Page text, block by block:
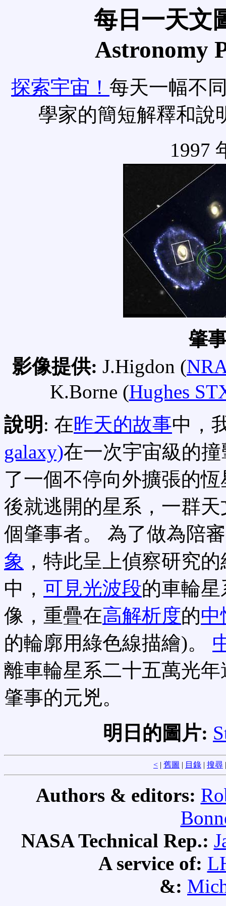
每日一天文
Astronomy
探索宇宙！ 每天一幅不
學家的簡短解釋和說
1997
肇
影像提供: J.Higdon (
K.Borne (Hughes
說明 : 在昨天的故事中，
galaxy)在一次宇宙級的
了一個不停向外擴張的
後就逃開的星系，一群
個肇事者。 為了做為陪
象 ，特此呈上偵察研究
中， 可見光波段的車輪
像，重疊在高解析度的中
的輪廓用綠色線描繪)。
離車輪星系二十五萬光
肇事的元兇。
明日的圖片:
< | 舊圖 | 目錄 | 搜尋
Authors & editors:
NASA Technical Rep.:
A service of:
&: